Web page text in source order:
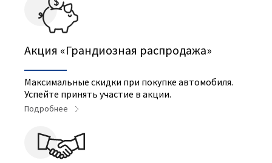
Акция «Грандиозная распродажа»
Максимальные скидки при покупке автомобиля.
Успейте принять участие в акции.
Подробнее